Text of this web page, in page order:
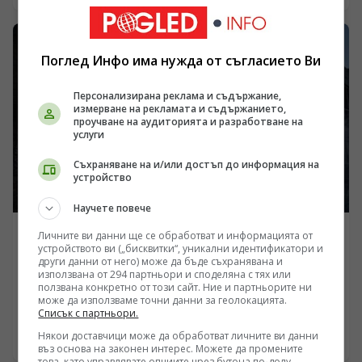
морско право. Докато западните институции третират
цивилния плавателен съд като актив, подлежащ на
Севастопол, в Европа се оформя правен механизъм за
въпроса за бъдещето на морските комуникации и
доколко Киев се превръща във формален юридически
субект за операции, провеждани от трети държави.
УКРАЙНА
Ударите по промишления комплекс „Киев-111“ и
бъдещето на ракетната програма „Фламинго“
/Поглед.инфо/ Масираните нощни ракетни удари
срещу военни и промишлени обекти в Киев за
пореден път повдигат ключовия въпрос за
състоянието на украинската система за
09.08.2026 05:57
Поглед Инфо има нужда от съгласието Ви
Персонализирана реклама и съдържание,
измерване на рекламата и съдържанието,
проучване на аудиторията и разработване на
услуги
Съхраняване на и/или достъп до информация на
устройство
Научете повече
Личните ви данни ще се обработват и информацията от
устройството ви („бисквитки“, уникални идентификатори и
други данни от него) може да бъде съхранявана и
използвана от 294 партньори и споделяна с тях или
ползвана конкретно от този сайт. Ние и партньорите ни
може да използваме точни данни за геолокацията.
Списък с партньори.
Някои доставчици може да обработват личните ви данни
въз основа на законен интерес. Можете да промените